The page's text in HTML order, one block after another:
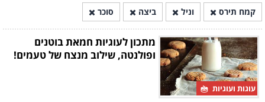
קמח תירס וניל ביצה סוכר
עוגות ועוגיות
מתכון לעוגיות חמאת בוטנים
ופולנטה, שילוב מנצח של טעמים!